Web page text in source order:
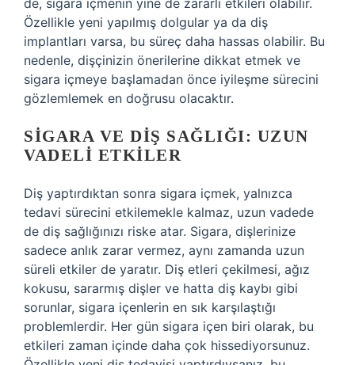
de, sigara içmenin yine de zararlı etkileri olabilir.
Özellikle yeni yapılmış dolgular ya da diş
implantları varsa, bu süreç daha hassas olabilir. Bu
nedenle, dişçinizin önerilerine dikkat etmek ve
sigara içmeye başlamadan önce iyileşme sürecini
gözlemlemek en doğrusu olacaktır.
SIGARA VE DIŞ SAĞLIĞI: UZUN
VADELI ETKILER
Diş yaptırdıktan sonra sigara içmek, yalnızca
tedavi sürecini etkilemekle kalmaz, uzun vadede
de diş sağlığınızı riske atar. Sigara, dişlerinize
sadece anlık zarar vermez, aynı zamanda uzun
süreli etkiler de yaratır. Diş etleri çekilmesi, ağız
kokusu, sararmış dişler ve hatta diş kaybı gibi
sorunlar, sigara içenlerin en sık karşılaştığı
problemlerdir. Her gün sigara içen biri olarak, bu
etkileri zaman içinde daha çok hissediyorsunuz.